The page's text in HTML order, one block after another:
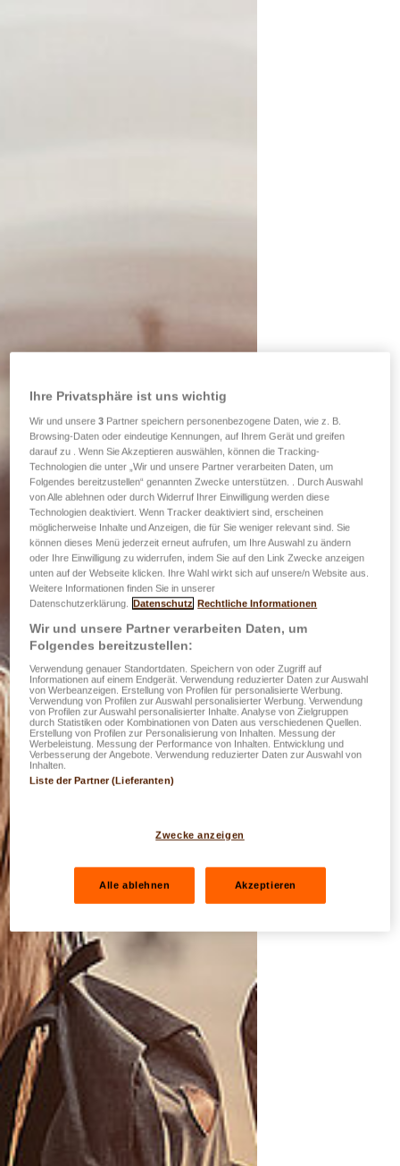
Ihre Privatsphäre ist uns wichtig
Wir und unsere3 Partner speichern personenbezogene Daten, wie z. B.
Browsing-Daten oder eindeutige Kennungen, auf Ihrem Gerät und greifen
darauf zu . Wenn Sie Akzeptieren auswählen, können die Tracking-
Technologien die unter „Wir und unsere Partner verarbeiten Daten, um
Folgendes bereitzustellen“ genannten Zwecke unterstützen. . Durch Auswahl
von Alle ablehnen oder durch Widerruf Ihrer Einwilligung werden diese
Technologien deaktiviert. Wenn Tracker deaktiviert sind, erscheinen
möglicherweise Inhalte und Anzeigen, die für Sie weniger relevant sind. Sie
können dieses Menü jederzeit erneut aufrufen, um Ihre Auswahl zu ändern
oder Ihre Einwilligung zu widerrufen, indem Sie auf den Link Zwecke anzeigen
unten auf der Webseite klicken. Ihre Wahl wirkt sich auf unsere/n Website aus.
Weitere Informationen finden Sie in unserer
Datenschutzerklärung.
Datenschutz Rechtliche Informationen
Wir und unsere Partner verarbeiten Daten, um
Folgendes bereitzustellen:
Verwendung genauer Standortdaten. Speichern von oder Zugriff auf
Informationen auf einem Endgerät. Verwendung reduzierter Daten zur Auswahl
von Werbeanzeigen. Erstellung von Profilen für personalisierte Werbung.
Verwendung von Profilen zur Auswahl personalisierter Werbung. Verwendung
von Profilen zur Auswahl personalisierter Inhalte. Analyse von Zielgruppen
durch Statistiken oder Kombinationen von Daten aus verschiedenen Quellen.
Erstellung von Profilen zur Personalisierung von Inhalten. Messung der
Werbeleistung. Messung der Performance von Inhalten. Entwicklung und
Verbesserung der Angebote. Verwendung reduzierter Daten zur Auswahl von
Inhalten.
Liste der Partner (Lieferanten)
Zwecke anzeigen
Alle ablehnen Akzeptieren